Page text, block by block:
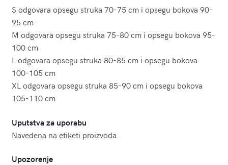
S odgovara opsegu struka 70-75 cm i opsegu bokova 90-
95 cm
M odgovara opsegu struka 75-80 cm i opsegu bokova 95-
100 cm
L odgovara opsegu struka 80-85 cm i opsegu bokova
100-105 cm
XL odgovara opsegu struka 85-90 cm i opsegu bokova
105-110 cm
Uputstva za uporabu
Navedena na etiketi proizvoda.
Upozorenje